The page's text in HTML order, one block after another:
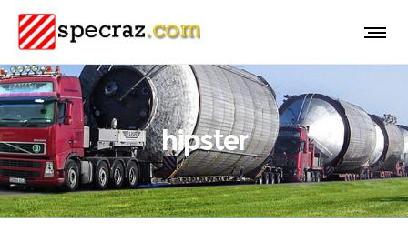
hipster